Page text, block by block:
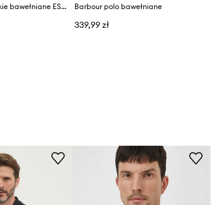
Barbour polo męskie bawełniane ESSENTIALS Barbour polo bawełniane
339,99 zł